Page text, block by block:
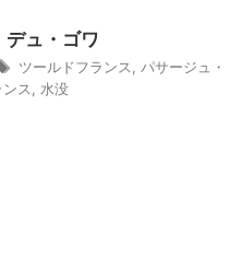
ュ・ゴワ
ツールドフランス
パサージュ・
ス 水没